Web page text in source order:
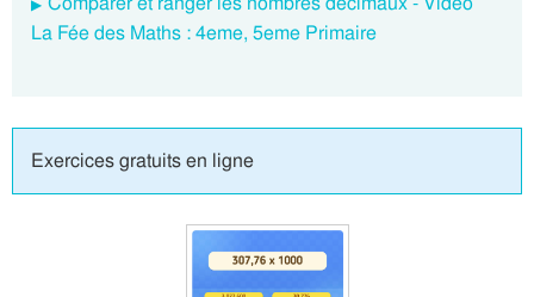
La Fée des Maths : 4eme, 5eme Primaire
Exercices gratuits en ligne